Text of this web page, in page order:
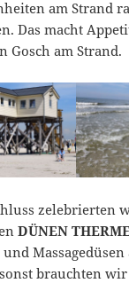
am Strand
Das macht
Gosch am Strand.
zelebrierten
DÜNEN
Massagedüsen
brauchten